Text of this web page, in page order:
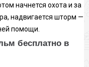
начнется охота и за
надвигается шторм —
помощи.
бесплатно в